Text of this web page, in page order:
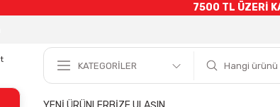
7500 TL ÜZERİ